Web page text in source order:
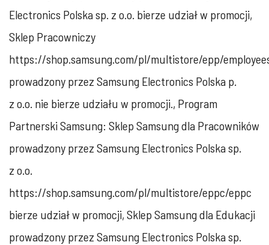
Electronics Polska sp. z o.o. bierze udział w promocji,
Sklep Pracowniczy
https://shop.samsung.com/pl/multistore/epp/
prowadzony przez Samsung Electronics Polska p.
z o.o. nie bierze udziału w promocji., Program
Partnerski Samsung: Sklep Samsung dla Pracowników
prowadzony przez Samsung Electronics Polska sp.
z o.o.
https://shop.samsung.com/pl/multistore/eppc/eppc
bierze udział w promocji, Sklep Samsung dla Edukacji
prowadzony przez Samsung Electronics Polska sp.